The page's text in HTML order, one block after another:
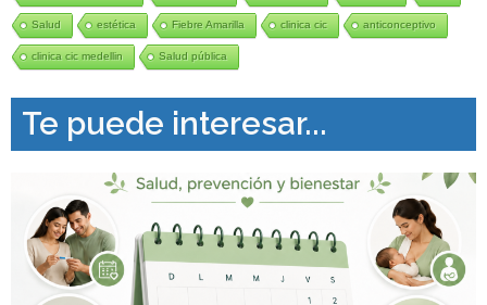
Salud estética Fiebre Amarilla clinica cic anticonceptivo
clinica cic medellin Salud pública
Te puede interesar...